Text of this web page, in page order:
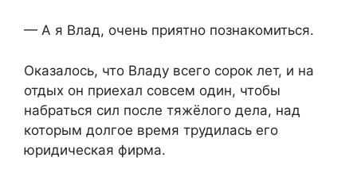
— А я Влад, очень приятно познакомиться.
Оказалось, что Владу всего сорок лет, и на
отдых он приехал совсем один, чтобы
набраться сил после тяжёлого дела, над
которым долгое время трудилась его
юридическая фирма.